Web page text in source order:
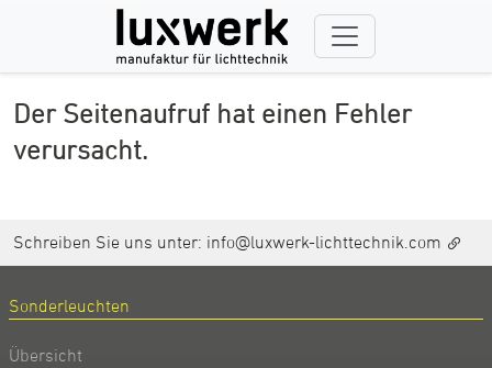
Der Seitenaufruf hat einen Fehler
verursacht.
Schreiben Sie uns unter: info@luxwerk-lichttechnik.com
Sonderleuchten
Übersicht